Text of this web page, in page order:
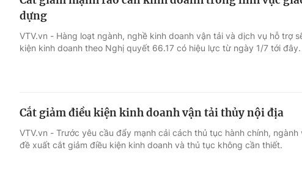
dựng
VTV.vn - Hàng loạt ngành, nghề kinh doanh vận tải và dịch vụ hỗ trợ
kiện kinh doanh theo Nghị quyết 66.17 có hiệu lực từ ngày 1/7 tới đây.
Cắt giảm điều kiện kinh doanh vận tải thủy nội địa
VTV.vn - Trước yêu cầu đẩy mạnh cải cách thủ tục hành chính,
đề xuất cắt giảm điều kiện kinh doanh và thủ tục không cần thiết.